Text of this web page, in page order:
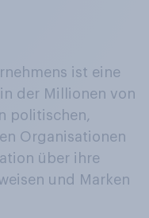
ist eine
der Millionen von
politischen,
Organisationen
über ihre
und Marken